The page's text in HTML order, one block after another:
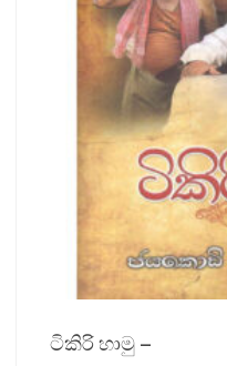
ටිකිරි හාමු –